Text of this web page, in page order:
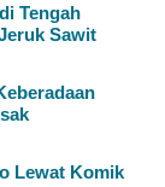
Tengah
Sawit
Lewat Komik